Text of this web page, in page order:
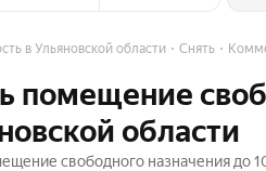
в Ульяновской области Снять
помещение
области
свободного назначения до